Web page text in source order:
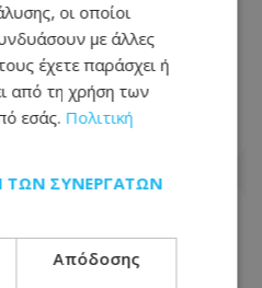
Η στιγμή που
τουμπάρει
βίντεο
οι οποίοι
με άλλες
έχετε παράσχει ή
από τη χρήση των
εσάς. Πολιτική
ΣΥΝΕΡΓΑΤΏΝ
Απόδοσης